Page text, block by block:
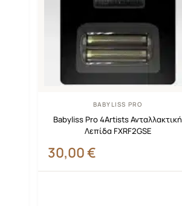
BABYLISS PRO
Babyliss Pro 4Artists Ανταλλακτική
Λεπίδα FXRF2GSE
30,00€